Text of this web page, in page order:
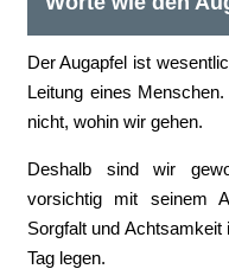
Der Augapfel ist
Leitung eines
nicht, wohin wir gehen.
Deshalb sind wir
vorsichtig mit seinem
Sorgfalt und
Tag legen.